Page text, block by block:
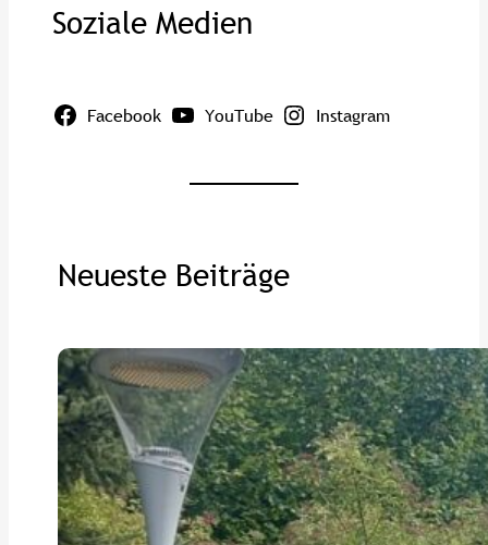
Soziale Medien
Facebook YouTube Instagram
Neueste Beiträge